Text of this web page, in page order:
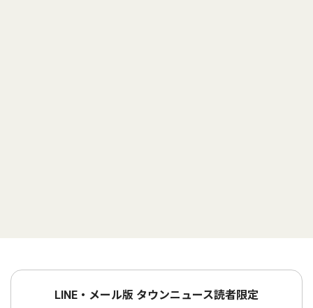
LINE・メール版 タウンニュース読者限定